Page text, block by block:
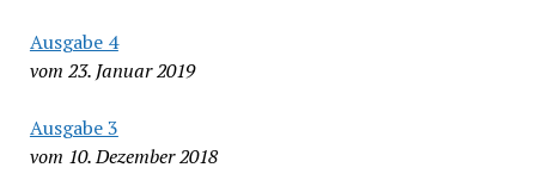
Ausgabe 4
vom 23. Januar 2019
Ausgabe 3
vom 10. Dezember 2018